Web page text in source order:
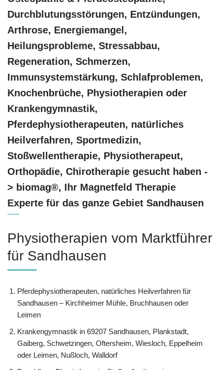
Durchblutungsstörungen, Entzündungen,
Arthrose, Energiemangel,
Heilungsprobleme, Stressabbau,
Regeneration, Schmerzen,
Immunsystemstärkung, Schlafproblemen,
Knochenbrüche, Physiotherapien oder
Krankengymnastik,
Pferdephysiotherapeuten, natürliches
Heilverfahren, Sportmedizin,
Stoßwellentherapie, Physiotherapeut,
Orthopädie, Chirotherapie gesucht haben -
> biomag®, Ihr Magnetfeld Therapie
Experte für das ganze Gebiet Sandhausen
Physiotherapien vom Marktführer
für Sandhausen
Pferdephysiotherapeuten, natürliches Heilverfahren für
Sandhausen – Kirchheimer Mühle, Bruchhausen oder
Leimen
Krankengymnastik in 69207 Sandhausen, Plankstadt,
Gaiberg, Schwetzingen, Oftersheim, Wiesloch, Eppelheim
oder Leimen, Nußloch, Walldorf